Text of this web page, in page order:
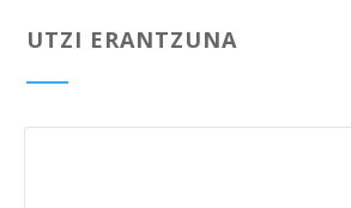
UTZI ERANTZUNA